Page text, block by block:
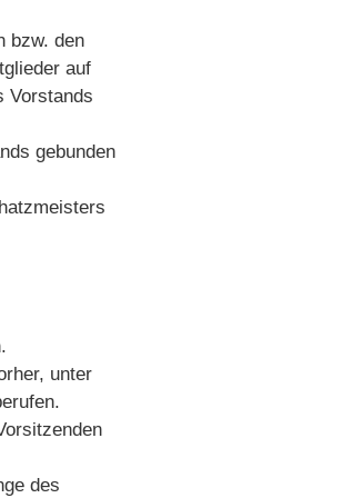
bzw. den
auf
Vorstands
gebunden
unter
des